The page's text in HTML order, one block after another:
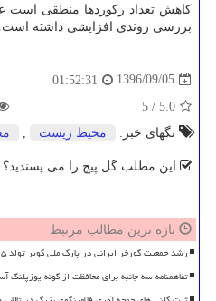
كاهش تعداد ركوردها منطقی است
بررسی روندی افزایشی داشته است.
1396/09/05
01:52:31
5.0
/
5
تگهای خبر:
محیط زیست ,
این مطلب گل پیچ را می پسندید؟
تازه ترین مطالب مرتبط
رشد جمعیت گورخر ایرانی در پارک ملی کویر تولد ۵ کره جدید در گرمسار
تفاهمنامه سه جانبه برای محافظت از گونه یوزپلنگ